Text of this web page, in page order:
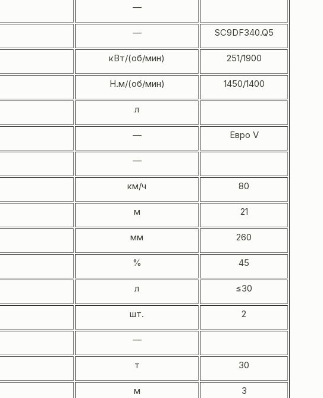
—
— SC9DF340.Q5
кВт/(об/мин) 251/1900
Н.м/(об/мин) 1450/1400
л
— Евро V
—
км/ч 80
м 21
мм 260
% 45
л ≤30
шт. 2
—
т 30
м 3